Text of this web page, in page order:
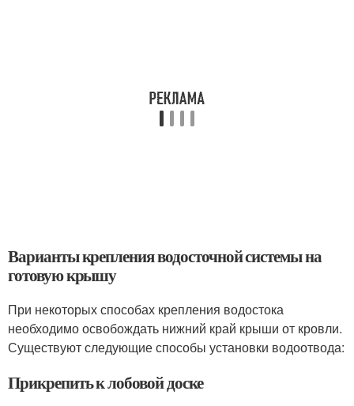
Варианты крепления водосточной системы на
готовую крышу
При некоторых способах крепления водостока
необходимо освобождать нижний край крыши от кровли.
Существуют следующие способы установки водоотвода:
Прикрепить к лобовой доске